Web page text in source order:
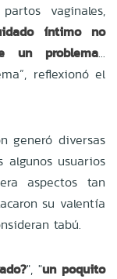
vaginales,
íntimo no
un problema...
reflexionó el
generó diversas
algunos usuarios
aspectos tan
su valentía
tabú.
", "un poquito